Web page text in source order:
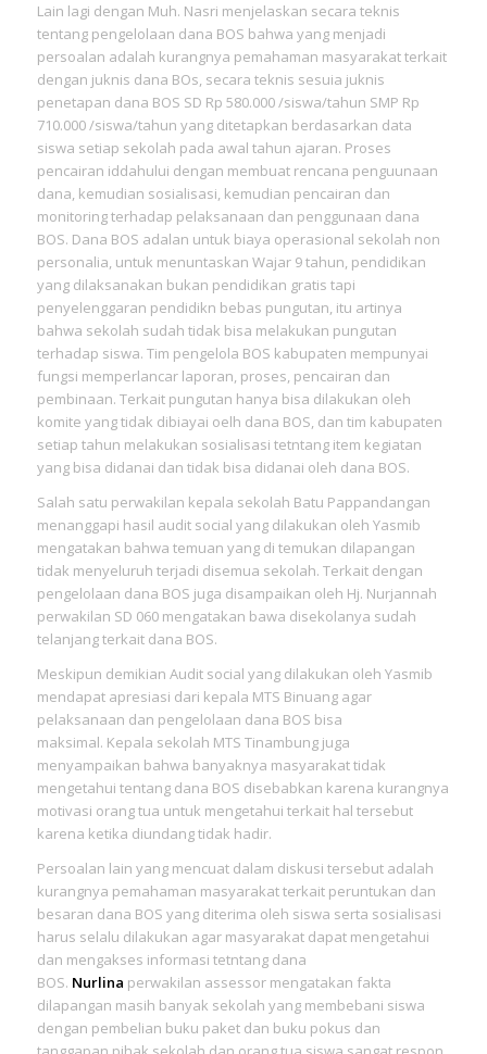
Lain lagi dengan Muh. Nasri menjelaskan secara teknis
tentang pengelolaan dana BOS bahwa yang menjadi
persoalan adalah kurangnya pemahaman masyarakat terkait
dengan juknis dana BOs, secara teknis sesuia juknis
penetapan dana BOS SD Rp 580.000 /siswa/tahun SMP Rp
710.000 /siswa/tahun yang ditetapkan berdasarkan data
siswa setiap sekolah pada awal tahun ajaran. Proses
pencairan iddahului dengan membuat rencana penguunaan
dana, kemudian sosialisasi, kemudian pencairan dan
monitoring terhadap pelaksanaan dan penggunaan dana
BOS. Dana BOS adalan untuk biaya operasional sekolah non
personalia, untuk menuntaskan Wajar 9 tahun, pendidikan
yang dilaksanakan bukan pendidikan gratis tapi
penyelenggaran pendidikn bebas pungutan, itu artinya
bahwa sekolah sudah tidak bisa melakukan pungutan
terhadap siswa. Tim pengelola BOS kabupaten mempunyai
fungsi memperlancar laporan, proses, pencairan dan
pembinaan. Terkait pungutan hanya bisa dilakukan oleh
komite yang tidak dibiayai oelh dana BOS, dan tim kabupaten
setiap tahun melakukan sosialisasi tetntang item kegiatan
yang bisa didanai dan tidak bisa didanai oleh dana BOS.
Salah satu perwakilan kepala sekolah Batu Pappandangan
menanggapi hasil audit social yang dilakukan oleh Yasmib
mengatakan bahwa temuan yang di temukan dilapangan
tidak menyeluruh terjadi disemua sekolah. Terkait dengan
pengelolaan dana BOS juga disampaikan oleh Hj. Nurjannah
perwakilan SD 060 mengatakan bawa disekolanya sudah
telanjang terkait dana BOS.
Meskipun demikian Audit social yang dilakukan oleh Yasmib
mendapat apresiasi dari kepala MTS Binuang agar
pelaksanaan dan pengelolaan dana BOS bisa
maksimal. Kepala sekolah MTS Tinambung juga
menyampaikan bahwa banyaknya masyarakat tidak
mengetahui tentang dana BOS disebabkan karena kurangnya
motivasi orang tua untuk mengetahui terkait hal tersebut
karena ketika diundang tidak hadir.
Persoalan lain yang mencuat dalam diskusi tersebut adalah
kurangnya pemahaman masyarakat terkait peruntukan dan
besaran dana BOS yang diterima oleh siswa serta sosialisasi
harus selalu dilakukan agar masyarakat dapat mengetahui
dan mengakses informasi tetntang dana
BOS. Nurlina perwakilan assessor mengatakan fakta
dilapangan masih banyak sekolah yang membebani siswa
dengan pembelian buku paket dan buku pokus dan